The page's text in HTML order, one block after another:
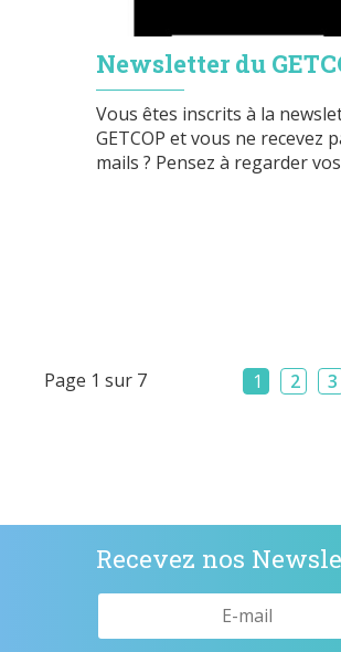
Newsletter du
Vous êtes inscrits à la
GETCOP et vous ne recevez
mails ? Pensez à regarder
Page 1 sur 7 1 2 3
Recevez nos